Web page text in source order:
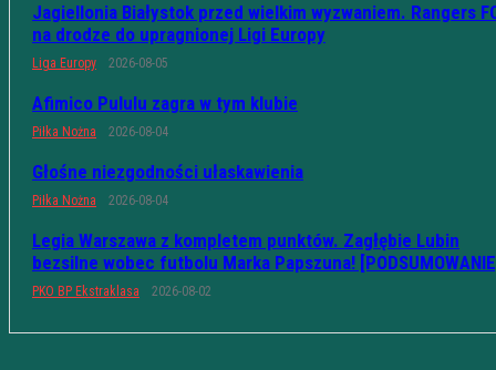
Jagiellonia Białystok przed wielkim wyzwaniem. Rangers
na drodze do upragnionej Ligi Europy
Liga Europy 2026-08-05
Afimico Pululu zagra w tym klubie
Piłka Nożna 2026-08-04
Głośne niezgodności ułaskawienia
Piłka Nożna 2026-08-04
Legia Warszawa z kompletem punktów. Zagłębie Lubin
bezsilne wobec futbolu Marka Papszuna!
PKO BP Ekstraklasa 2026-08-02